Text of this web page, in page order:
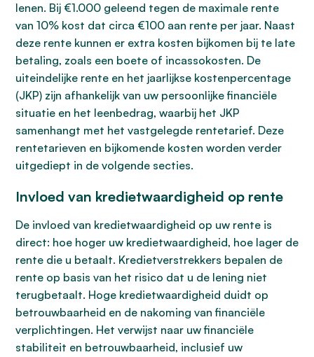
lenen. Bij €1.000 geleend tegen de maximale rente
van 10% kost dat circa €100 aan rente per jaar. Naast
deze rente kunnen er extra kosten bijkomen bij te late
betaling, zoals een boete of incassokosten. De
uiteindelijke rente en het jaarlijkse kostenpercentage
(JKP) zijn afhankelijk van uw persoonlijke financiële
situatie en het leenbedrag, waarbij het JKP
samenhangt met het vastgelegde rentetarief. Deze
rentetarieven en bijkomende kosten worden verder
uitgediept in de volgende secties.
Invloed van kredietwaardigheid op rente
De invloed van kredietwaardigheid op uw rente is
direct: hoe hoger uw kredietwaardigheid, hoe lager de
rente die u betaalt. Kredietverstrekkers bepalen de
rente op basis van het risico dat u de lening niet
terugbetaalt. Hoge kredietwaardigheid duidt op
betrouwbaarheid en de nakoming van financiële
verplichtingen. Het verwijst naar uw financiële
stabiliteit en betrouwbaarheid, inclusief uw